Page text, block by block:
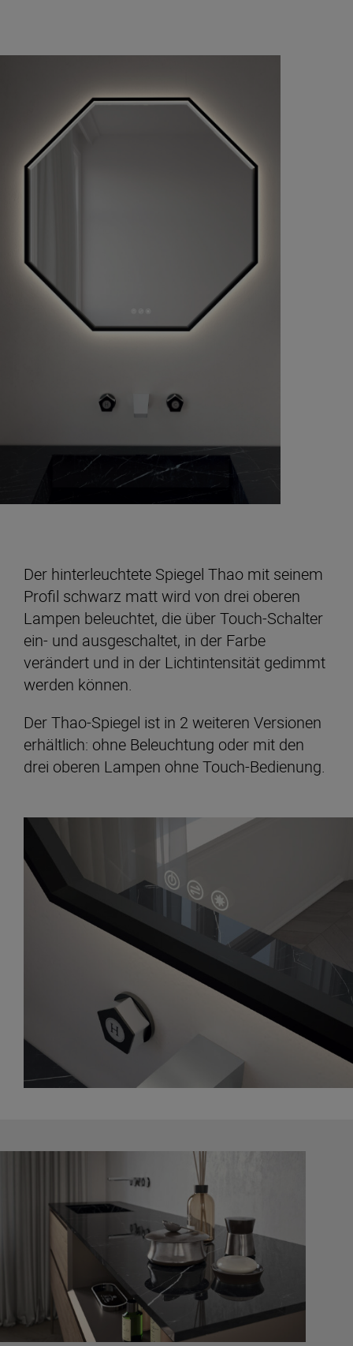
Der hinterleuchtete Spiegel Thao mit seinem
Profil schwarz matt wird von drei oberen
Lampen beleuchtet, die über Touch-Schalter
ein- und ausgeschaltet, in der Farbe
verändert und in der Lichtintensität gedimmt
werden können.
Der Thao-Spiegel ist in 2 weiteren Versionen
erhältlich: ohne Beleuchtung oder mit den
drei oberen Lampen ohne Touch-Bedienung.